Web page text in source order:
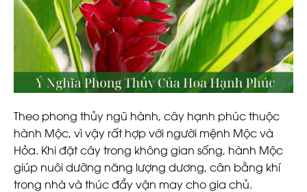
Theo phong thủy ngũ hành, cây hạnh phúc thuộc
hành Mộc, vì vậy rất hợp với người mệnh Mộc và
Hỏa. Khi đặt cây trong không gian sống, hành Mộc
giúp nuôi dưỡng năng lượng dương, cân bằng khí
trong nhà và thúc đẩy vận may cho gia chủ.